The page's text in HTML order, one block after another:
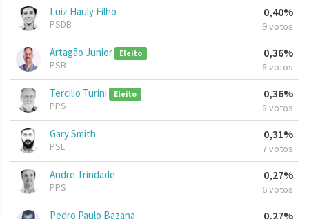
Luiz Hauly Filho
PSDB
0,40%
9 votos
Artagão Junior Eleito
PSB
0,36%
8 votos
Tercilio Turini Eleito
PPS
0,36%
8 votos
Gary Smith
PSL
0,31%
7 votos
Andre Trindade
PPS
0,27%
6 votos
Pedro Paulo Bazana 0,27%